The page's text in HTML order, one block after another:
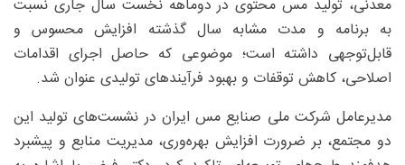
معدنی، تولید مس محتوی در دوماهه نخست سال جاری نسبت
به برنامه و مدت مشابه سال گذشته افزایش محسوس و
قابل‌توجهی داشته است؛ موضوعی که حاصل اجرای اقدامات
اصلاحی، کاهش توقفات و بهبود فرآیندهای تولیدی عنوان شد.
مدیرعامل شرکت ملی صنایع مس ایران در نشست‌های تولید این
دو مجتمع، بر ضرورت افزایش بهره‌وری، مدیریت منابع و پیشبرد